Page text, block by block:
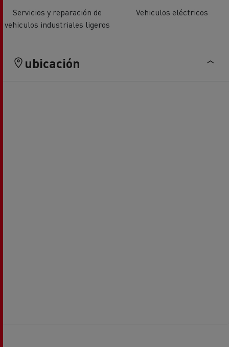
Servicios y reparación de
vehiculos industriales ligeros
Vehiculos eléctricos
ubicación